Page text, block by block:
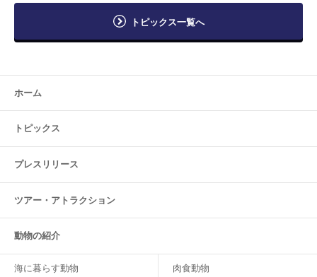
トピックス一覧へ
ホーム
トピックス
プレスリリース
ツアー・ アトラクション
動物の紹介
海に暮らす動物 肉食動物